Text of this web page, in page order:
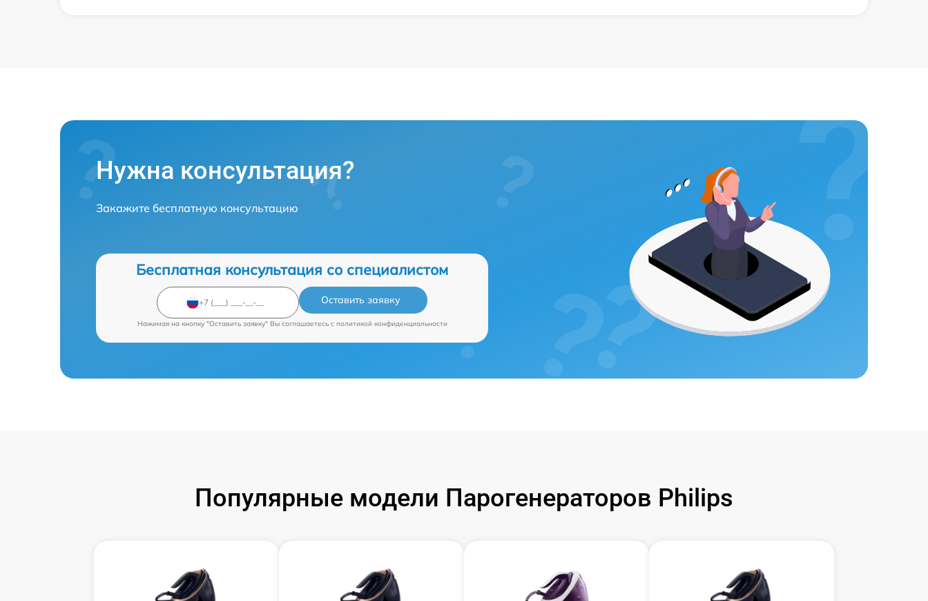
Нужна консультация?
Закажите бесплатную консультацию
Бесплатная консультация со специалистом
Оставить заявку
Нажимая на кнопку "Оставить заявку" Вы соглашаетесь c политикой конфиденциальности
Популярные модели Парогенераторов Philips